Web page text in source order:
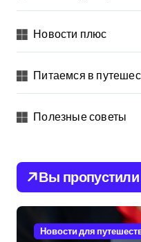
Новости плюс
Питаемся в
Полезные советы
Вы пропустили
Новости для